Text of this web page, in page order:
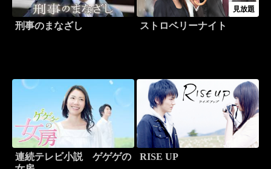
刑事のまなざし
見放題
ストロベリーナイト
連続テレビ小説 ゲゲゲの
RISE UP